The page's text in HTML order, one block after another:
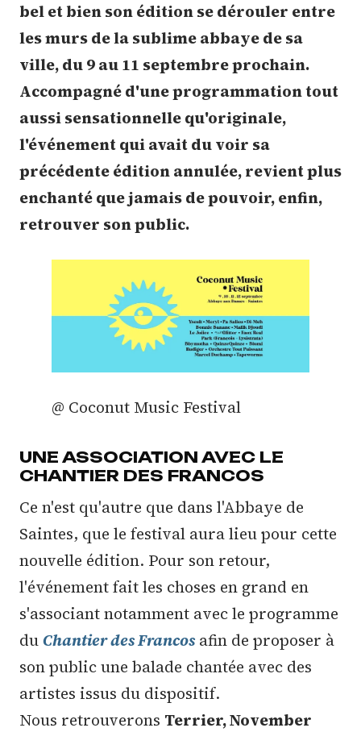
bel et bien son édition se dérouler entre
les murs de la sublime abbaye de sa
ville, du 9 au 11 septembre prochain.
Accompagné d'une programmation tout
aussi sensationnelle qu'originale,
l'événement qui avait du voir sa
précédente édition annulée, revient plus
enchanté que jamais de pouvoir, enfin,
retrouver son public.
@ Coconut Music Festival
UNE ASSOCIATION AVEC LE
CHANTIER DES FRANCOS
Ce n'est qu'autre que dans l'Abbaye de
Saintes, que le festival aura lieu pour cette
nouvelle édition. Pour son retour,
l'événement fait les choses en grand en
s'associant notamment avec le programme
duChantier des Francos afin de proposer à
son public une balade chantée avec des
artistes issus du dispositif.
Nous retrouverons Terrier, November